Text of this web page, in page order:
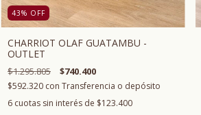
43% OFF
CHARRIOT OLAF GUATAMBU -
OUTLET
$1.295.805 $740.400
$592.320 con Transferencia o depósito
6 cuotas sin interés de $123.400